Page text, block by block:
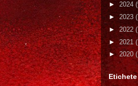
► 2024
► 2023
► 2022
► 2021
► 2020
Etichete